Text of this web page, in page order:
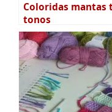
Coloridas mantas
tonos